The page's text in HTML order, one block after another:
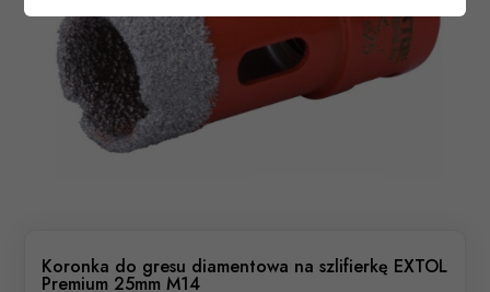
Koronka do gresu diamentowa na szlifierkę EXTOL
Premium 25mm M14